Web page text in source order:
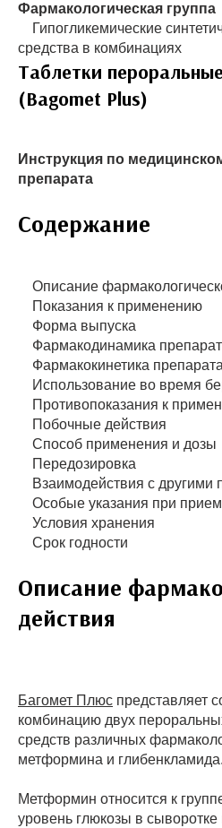
Фармакологическая группа
Гипогликемические
средства в комбинациях
Таблетки
(Bagomet Plus)
Инструкция по
препарата
Содержание
Описание
Показания к применению
Форма выпуска
Фармакодинамика
Фармакокинетика препарата
Использование во время
Противопоказания к
Побочные действия
Способ применения и дозы
Передозировка
Взаимодействия с другими
Особые указания при
Условия хранения
Срок годности
Описание
действия
Багомет Плюс представляет
комбинацию двух
средств различных
метформина и глибенкламида.
Метформин относится к
уровень глюкозы в сыворотке